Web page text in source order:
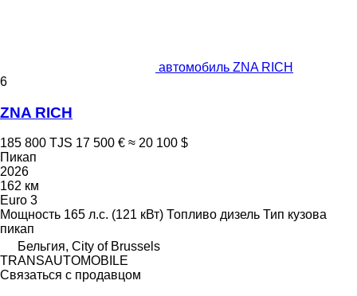
автомобиль ZNA RICH
6
ZNA RICH
185 800 TJS 17 500 € ≈ 20 100 $
Пикап
2026
162 км
Euro 3
Мощность 165 л.с. (121 кВт) Топливо дизель Тип кузова
пикап
Бельгия, City of Brussels
TRANSAUTOMOBILE
Связаться с продавцом